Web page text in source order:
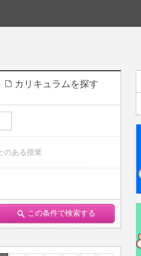
カリキュラムを探す
のある授業
この条件で検索する